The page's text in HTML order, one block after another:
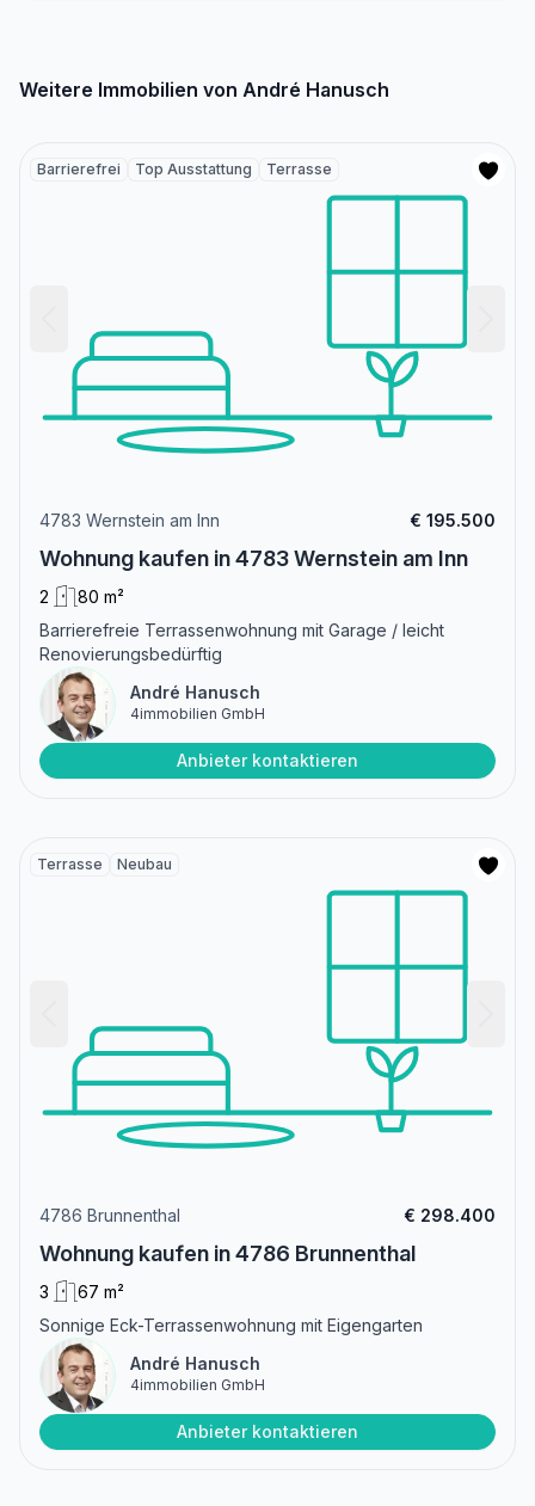
Weitere Immobilien von André Hanusch
Barrierefrei Top Ausstattung Terrasse
4783 Wernstein am Inn € 195.500
Wohnung kaufen in 4783 Wernstein am Inn
2
80 m²
Barrierefreie Terrassenwohnung mit Garage / leicht
Renovierungsbedürftig
André Hanusch
4immobilien GmbH
Anbieter kontaktieren
Terrasse Neubau
4786 Brunnenthal € 298.400
Wohnung kaufen in 4786 Brunnenthal
3
67 m²
Sonnige Eck-Terrassenwohnung mit Eigengarten
André Hanusch
4immobilien GmbH
Anbieter kontaktieren